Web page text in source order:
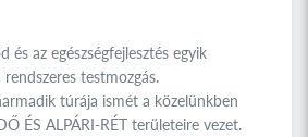
és az egészségfejlesztés egyik
testmozgás.
túrája ismét a közelünkben
ÉS ALPÁRI-RÉT területeire vezet.